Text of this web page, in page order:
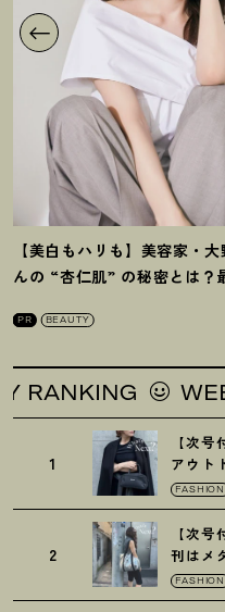
【美白もハリも】美容家・
んの “杏仁肌” の秘密とは ？
PR BEAUTY
1
【次
アウト
トの黒
FASHION
2
【次
刊はメ
の保冷
FASHION